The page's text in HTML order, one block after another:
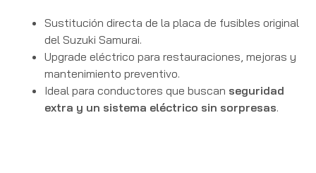
Sustitución directa de la placa de fusibles original
del Suzuki Samurai.
Upgrade eléctrico para restauraciones, mejoras y
mantenimiento preventivo.
Ideal para conductores que buscan seguridad
extra y un sistema eléctrico sin sorpresas.